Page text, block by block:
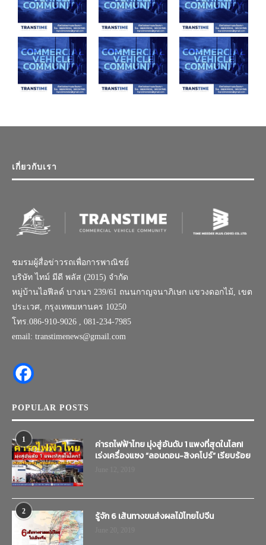
เกี่ยวกับเรา
ชมรมผู้สื่อข่าวรถเพื่อการพาณิชย์
บริษัท ไทม์ มีดี พลัส (2015) จำกัด
หมู่บ้านไอฟีลด์ บางนา 239/61 ถนนกาญจนาภิเษก แขวงดอกไม้, เขต
ประเวศ, กรุงเทพมหานคร 10250
โทร.086-910-9026 , 081-234-7985
email: transtimenews@gmail.com
POPULAR POSTS
1
ค่ารถไฟฟ้าไทย มุ่งสู่อันดับ 1 แพงที่สุดในโลก!
เร่งเครื่องแซง “ลอนดอน-สิงคโปร์” เรียบร้อย
2 รู้จัก 6 เส้นทางขนส่งผลไม้ไทยไปจีน